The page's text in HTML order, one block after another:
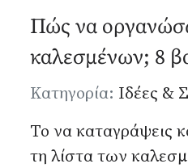
Πώς να
καλεσμένων; 8
Λεπτομέρειες
Κατηγορία: Ιδέες &
Το να καταγράψεις
τη λίστα των